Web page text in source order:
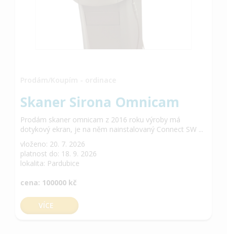
Skaner Sirona Omnicam
Prodám skaner omnicam z 2016 roku výroby má
dotykový ekran, je na něm nainstalovaný Connect SW ...
vloženo: 20. 7. 2026
platnost do: 18. 9. 2026
lokalita: Pardubice
cena: 100000 kč
VÍCE